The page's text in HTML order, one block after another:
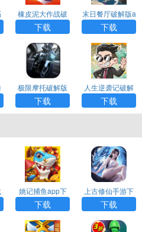
橡皮泥大作战破
解版app下载
下载
末日餐厅破解版a
pp下载
下载
极限摩托破解版
无限金币app下
载
下载
人生逆袭记破解
版最新app下载
下载
姚记捕鱼app下
载
下载
上古修仙手游下
载
下载